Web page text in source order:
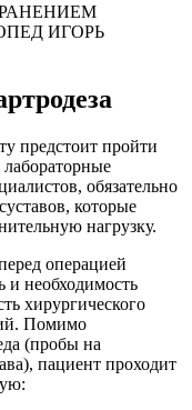
ИГОРЬ
предстоит пройти
обязательно
которые
нагрузку.
операцией
и необходимость
хирургического
Помимо
(пробы на
пациент проходит